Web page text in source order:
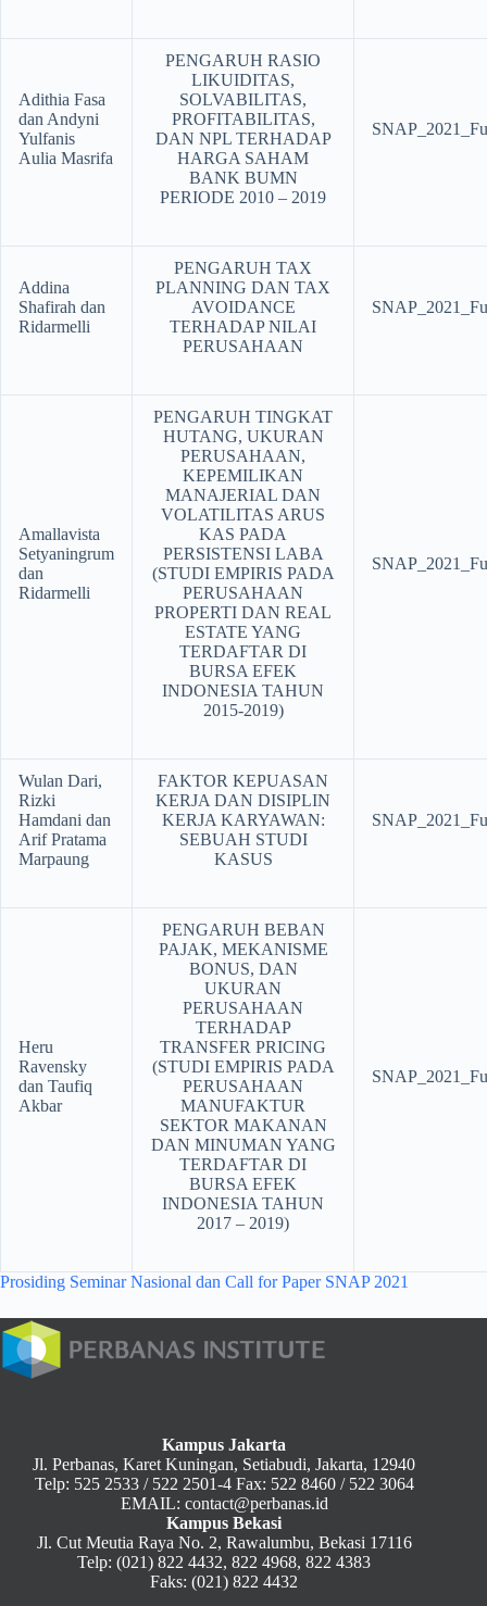
Adithia Fasa
dan Andyni
Yulfanis
Aulia Masrifa
PENGARUH RASIO
LIKUIDITAS,
SOLVABILITAS,
PROFITABILITAS,
DAN NPL TERHADAP
HARGA SAHAM
BANK BUMN
PERIODE 2010 – 2019
Addina
Shafirah dan
Ridarmelli
PENGARUH TAX
PLANNING DAN TAX
AVOIDANCE
TERHADAP NILAI
PERUSAHAAN
Amallavista
Setyaningrum
dan
Ridarmelli
PENGARUH TINGKAT
HUTANG, UKURAN
PERUSAHAAN,
KEPEMILIKAN
MANAJERIAL DAN
VOLATILITAS ARUS
KAS PADA
PERSISTENSI LABA
(STUDI EMPIRIS PADA
PERUSAHAAN
PROPERTI DAN REAL
ESTATE YANG
TERDAFTAR DI
BURSA EFEK
INDONESIA TAHUN
2015-2019)
Wulan Dari,
Rizki
Hamdani dan
Arif Pratama
Marpaung
FAKTOR KEPUASAN
KERJA DAN DISIPLIN
KERJA KARYAWAN:
SEBUAH STUDI
KASUS
Heru
Ravensky
dan Taufiq
Akbar
PENGARUH BEBAN
PAJAK, MEKANISME
BONUS, DAN
UKURAN
PERUSAHAAN
TERHADAP
TRANSFER PRICING
(STUDI EMPIRIS PADA
PERUSAHAAN
MANUFAKTUR
SEKTOR MAKANAN
DAN MINUMAN YANG
TERDAFTAR DI
BURSA EFEK
INDONESIA TAHUN
2017 – 2019)
Prosiding Seminar Nasional dan Call for Paper SNAP 2021
Kampus Jakarta
Jl. Perbanas, Karet Kuningan, Setiabudi, Jakarta, 12940
Telp: 525 2533 / 522 2501-4 Fax: 522 8460 / 522 3064
EMAIL: contact@perbanas.id
Kampus Bekasi
Jl. Cut Meutia Raya No. 2, Rawalumbu, Bekasi 17116
Telp: (021) 822 4432, 822 4968, 822 4383
Faks: (021) 822 4432